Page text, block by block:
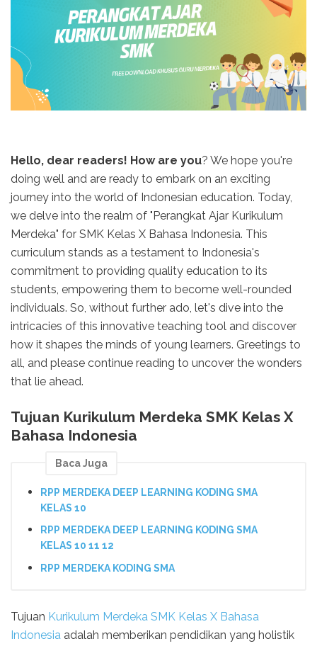
Hello, dear readers! How are you? We hope you're
doing well and are ready to embark on an exciting
journey into the world of Indonesian education. Today,
we delve into the realm of "Perangkat Ajar Kurikulum
Merdeka" for SMK Kelas X Bahasa Indonesia. This
curriculum stands as a testament to Indonesia's
commitment to providing quality education to its
students, empowering them to become well-rounded
individuals. So, without further ado, let's dive into the
intricacies of this innovative teaching tool and discover
how it shapes the minds of young learners. Greetings to
all, and please continue reading to uncover the wonders
that lie ahead.
Tujuan Kurikulum Merdeka SMK Kelas X
Bahasa Indonesia
Baca Juga
RPP MERDEKA DEEP LEARNING KODING SMA
KELAS 10
RPP MERDEKA DEEP LEARNING KODING SMA
KELAS 10 11 12
RPP MERDEKA KODING SMA
Tujuan Kurikulum Merdeka SMK Kelas X Bahasa
Indonesia adalah memberikan pendidikan yang holistik